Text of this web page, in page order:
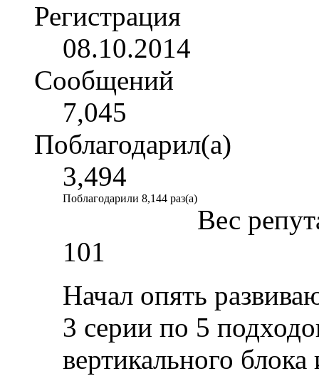
Регистрация
08.10.2014
Сообщений
7,045
Поблагодарил(а)
3,494
Поблагодарили 8,144 раз(а)
Вес
101
Начал опять
3 серии по 5
вертикального